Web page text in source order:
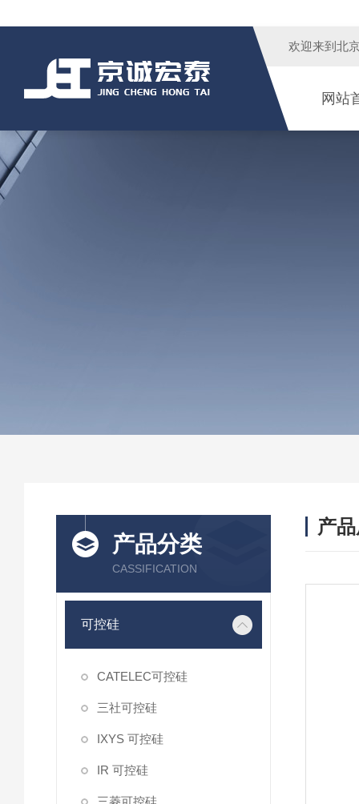
欢迎来到 北
网站
产品分类
CASSIFICATION
可控硅
CATELEC可控硅
三社可控硅
IXYS 可控硅
IR 可控硅
三菱可控硅
产